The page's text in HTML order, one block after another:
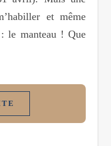
et même
le manteau ! Que